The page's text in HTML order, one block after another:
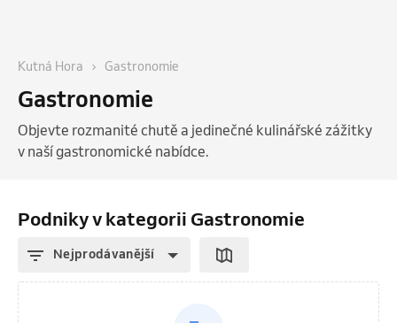
Kutná Hora Gastronomie
Gastronomie
Objevte rozmanité chutě a jedinečné kulinářské zážitky
v naší gastronomické nabídce.
Podniky v kategorii Gastronomie
Nejprodávanější